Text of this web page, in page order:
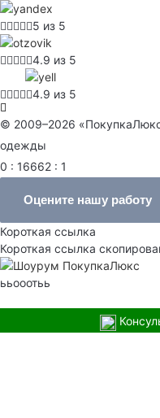
5 из 5
4.9 из 5
4.9 из 5
© 2009–2026
одежды
0 : 16662 : 1
Оцените нашу работу
Короткая ссылка
Короткая ссылка
ььооотьь